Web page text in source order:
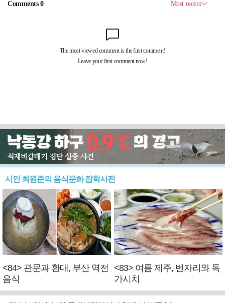
시인 최원준의 음식문화 잡학사전
<84> 관문과 환대, 부산 역전
음식
<83> 여름 제주, 벤자리와 독
가시치